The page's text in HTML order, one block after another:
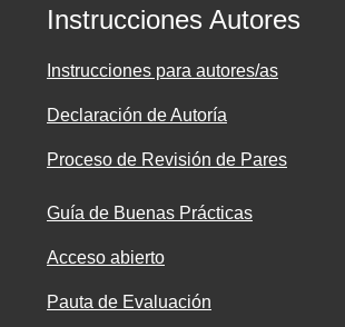
Instrucciones Autores
Instrucciones para autores/as
Declaración de Autoría
Proceso de Revisión de Pares
Guía de Buenas Prácticas
Acceso abierto
Pauta de Evaluación